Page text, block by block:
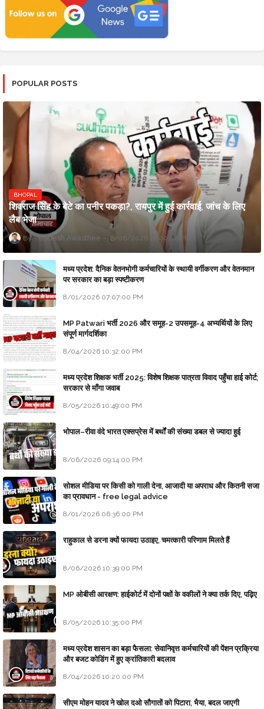
POPULAR POSTS
BHOPAL
शिवराज सिंह के बेटे का पनीर पकड़ा?, रायपुर में हुई कार्रवाई, जांच के लिए
लैब भेजा
Updesh Awasthee 8/06/2026 10:09:00 PM
मध्य प्रदेश: दैनिक वेतनभोगी कर्मचारियों के स्थायी वर्गीकरण और वेतनमान
पर सरकार का बड़ा स्पष्टीकरण
8/01/2026 07:07:00 PM
MP Patwari भर्ती 2026 और समूह-2 उपसमूह-4 अभ्यर्थियों के लिए
संपूर्ण मार्गदर्शिका
8/04/2026 10:32:00 PM
मध्य प्रदेश शिक्षक भर्ती 2025: विशेष शिक्षक पात्रता विवाद पहुँचा हाई कोर्ट;
सरकार से माँगा जवाब
8/05/2026 10:49:00 PM
भोपाल–रीवा वंदे भारत एक्सप्रेस में बर्थों की संख्या डबल से ज्यादा हुई
8/06/2026 09:14:00 PM
सोशल मीडिया पर किसी को गाली देना, आजादी या अपराध और कितनी सजा
का प्रावधान - free legal advice
8/01/2026 06:36:00 PM
राहुकाल से डरना क्यों फायदा उठाइए, चमत्कारी परिणाम मिलते हैं
8/06/2026 10:39:00 PM
MP ओबीसी आरक्षण: हाईकोर्ट में दोनों पक्षों के वकीलों ने क्या तर्क दिए, पढ़िए
8/05/2026 10:35:00 PM
मध्य प्रदेश शासन का बड़ा फैसला: सेवानिवृत्त कर्मचारियों की पेंशन प्रक्रिया
और बजट कोडिंग में हुए क्रांतिकारी बदलाव
8/04/2026 10:20:00 PM
सीएम मोहन यादव ने खोल दओ सौगातों को पिटारा, भैया, बदल जाएगी